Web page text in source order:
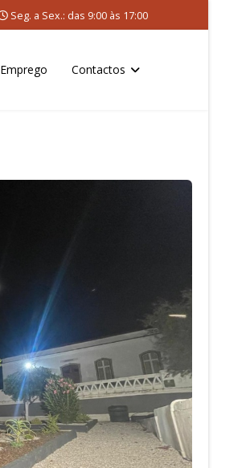
Seg. a Sex.: das 9:00 às 17:00
Emprego Contactos